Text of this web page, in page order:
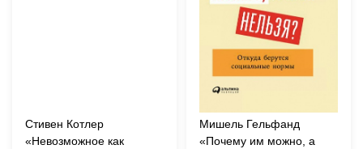
Стивен Котлер
«Невозможное как
Мишель Гельфанд
«Почему им можно, а